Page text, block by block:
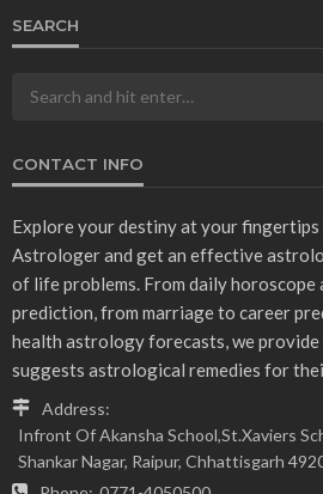
SEARCH
CONTACT INFO
Explore your destiny at your
Astrologer and get an effective
of life problems. From daily
prediction, from marriage to career
health astrology forecasts, we provide
suggests astrological remedies for
Address:
Infront Of Akansha School,St.Xaviers
Shankar Nagar, Raipur, Chhattisgarh